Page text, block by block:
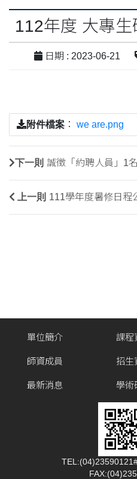
112年度 大專生
日期 : 2023-06-21
附件檔案 ： we are.png
下一則 誠徵「約聘人員」1
上一則 111學年度暑修日程
單位簡介
師資成員
最新消息
課程
招生
學術